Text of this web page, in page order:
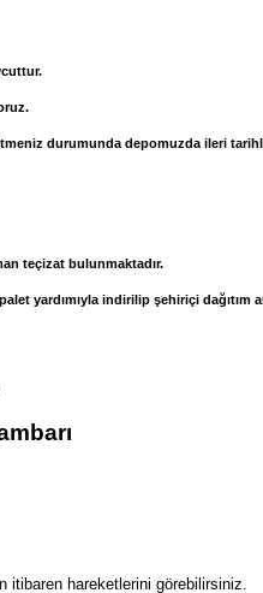
durumunda depomuzda ileri
teçizat bulunmaktadır.
yardımıyla indirilip şehiriçi dağıtım
itibaren hareketlerini görebilirsiniz.